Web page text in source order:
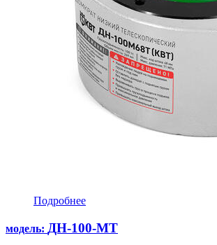
Подробнее
модель: ДН-100-МТ